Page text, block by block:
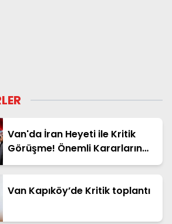
Van'da İran Heyeti ile Kritik
Görüşme! Önemli Kararların
Altına İmzalar Atıldı
Van Kapıköy’de Kritik toplantı